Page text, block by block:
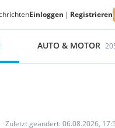
Einloggen | Registrieren
AUTO & MOTOR
Zuletzt geändert: 06.08.2026,